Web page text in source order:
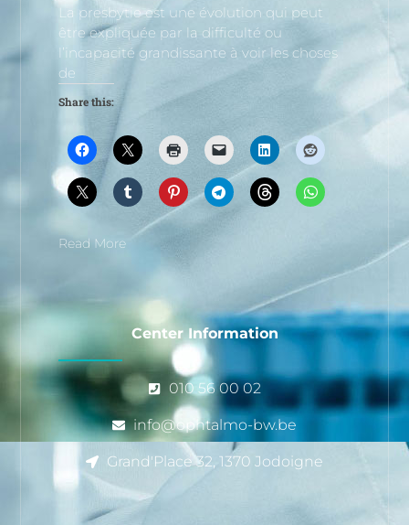
La presbytie est une évolution qui peut
être expliquée par la difficulté ou
l’incapacité grandissante à voir les choses
de
Share this:
Read More
Center Information
010 56 00 02
info@ophtalmo-bw.be
Grand'Place 32, 1370 Jodoigne